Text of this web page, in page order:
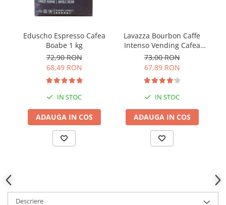
Eduscho Espresso Cafea
Boabe 1 kg
72,90 RON
68,49 RON
IN STOC
ADAUGA IN COS
Lavazza Bourbon Caffe
Intenso Vending Cafea
Boabe 1 Kg
73,00 RON
67,89 RON
IN STOC
ADAUGA IN COS
Descriere